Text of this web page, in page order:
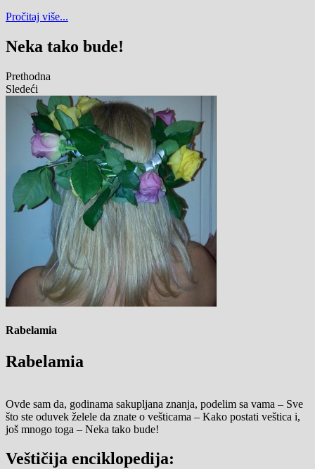
Pročitaj više...
Neka tako bude!
Prethodna
Sledeći
Rabelamia
Rabelamia
Ovde sam da, godinama sakupljana znanja, podelim sa vama – Sve
što ste oduvek želele da znate o vešticama – Kako postati veštica i,
još mnogo toga – Neka tako bude!
Veštičija enciklopedija: